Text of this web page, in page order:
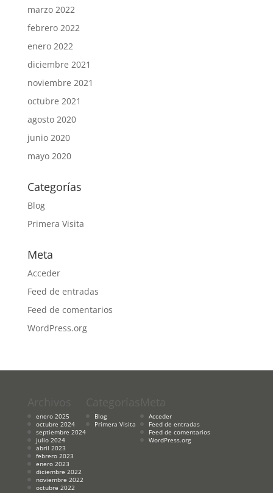
marzo 2022
febrero 2022
enero 2022
diciembre 2021
noviembre 2021
octubre 2021
agosto 2020
junio 2020
mayo 2020
Categorías
Blog
Primera Visita
Meta
Acceder
Feed de entradas
Feed de comentarios
WordPress.org
enero 2025
octubre 2024
septiembre 2024
julio 2024
abril 2023
febrero 2023
enero 2023
diciembre 2022
noviembre 2022
octubre 2022
Blog
Primera Visita
Acceder
Feed de entradas
Feed de comentarios
WordPress.org